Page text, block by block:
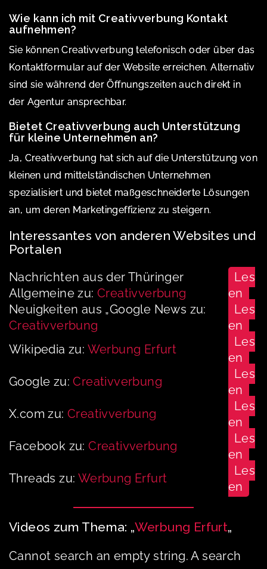
Wie kann ich mit Creativverbung Kontakt
aufnehmen?
Sie können Creativverbung telefonisch oder über das
Kontaktformular auf der Website erreichen. Alternativ
sind sie während der Öffnungszeiten auch direkt in
der Agentur ansprechbar.
Bietet Creativverbung auch Unterstützung
für kleine Unternehmen an?
Ja, Creativverbung hat sich auf die Unterstützung von
kleinen und mittelständischen Unternehmen
spezialisiert und bietet maßgeschneiderte Lösungen
an, um deren Marketingeffizienz zu steigern.
Interessantes von anderen Websites und
Portalen
Nachrichten aus der Thüringer
Allgemeine zu: Creativverbung
Les
en
Neuigkeiten aus „Google News zu:
Creativverbung
Les
en
Wikipedia zu: Werbung Erfurt
Les
en
Google zu:Creativverbung
Les
en
X.com zu:Creativverbung
Les
en
Facebook zu:Creativverbung
Les
en
Threads zu: Werbung Erfurt
Les
en
Videos zum Thema: „Werbung Erfurt„
Cannot search an empty string. A search